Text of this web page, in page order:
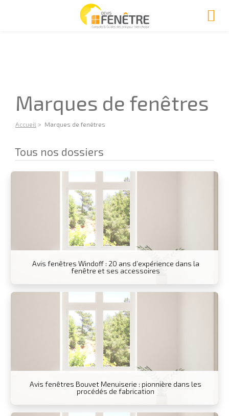
Marques de fenêtres
Accueil > Marques de fenêtres
Tous nos dossiers
Avis fenêtres Windoff : 20 ans d’expérience dans la
fenêtre et ses accessoires
Avis fenêtres Bouvet Menuiserie : pionnière dans les
procédés de fabrication